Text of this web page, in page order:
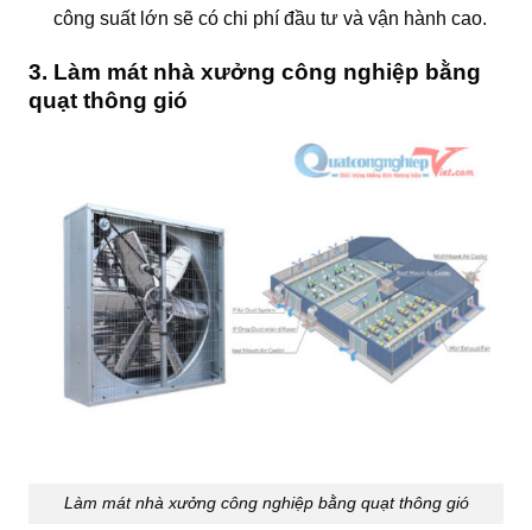
công suất lớn sẽ có chi phí đầu tư và vận hành cao.
3. Làm mát nhà xưởng công nghiệp bằng
quạt thông gió
Làm mát nhà xưởng công nghiệp bằng quạt thông gió